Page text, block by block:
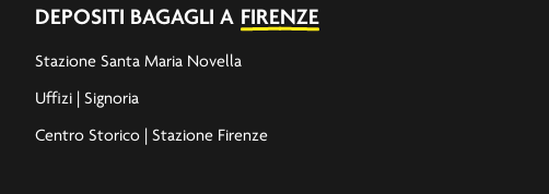
DEPOSITI BAGAGLI A FIRENZE
Stazione Santa Maria Novella
Uffizi | Signoria
Centro Storico | Stazione Firenze